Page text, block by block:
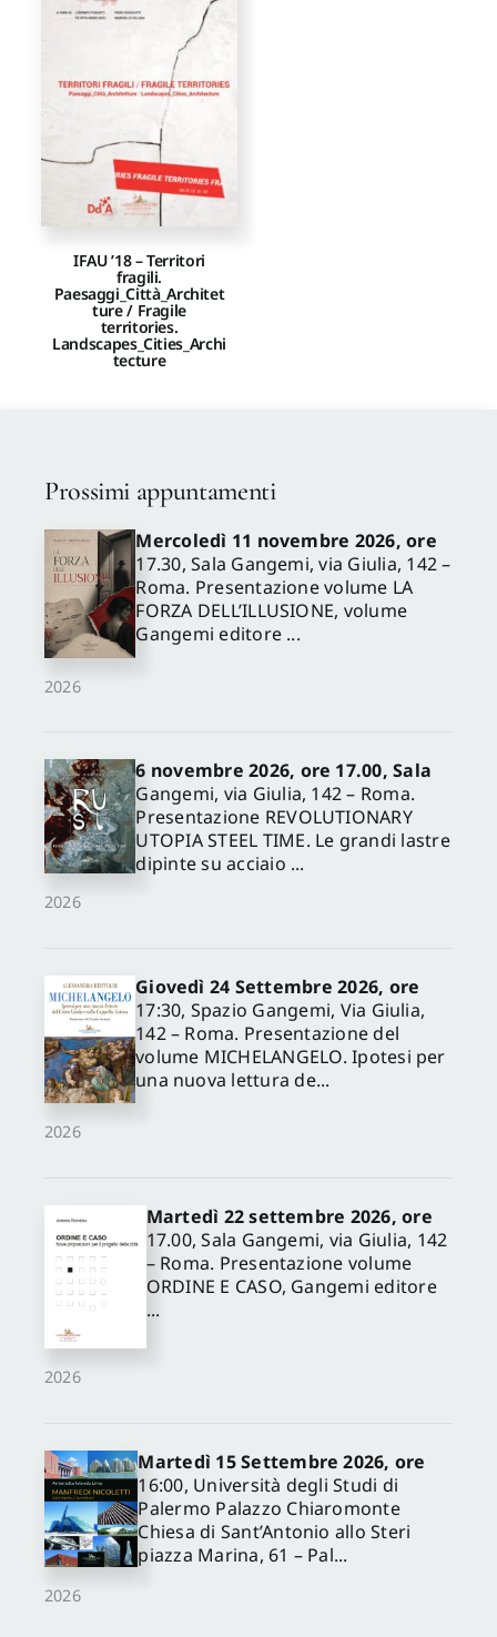
Proposte di pubblicazione
Gangemi Editore
Newsletter
IFAU ’18 – Territori
fragili.
Paesaggi_Città_Architet
ture / Fragile
territories.
Landscapes_Cities_Archi
tecture
Prossimi appuntamenti
2026
Mercoledì 11 novembre 2026, ore
17.30, Sala Gangemi, via Giulia, 142 –
Roma. Presentazione volume LA
FORZA DELL’ILLUSIONE, volume
Gangemi editore ...
2026
6 novembre 2026, ore 17.00, Sala
Gangemi, via Giulia, 142 – Roma.
Presentazione REVOLUTIONARY
UTOPIA STEEL TIME. Le grandi lastre
dipinte su acciaio ...
2026
Giovedì 24 Settembre 2026, ore
17:30, Spazio Gangemi, Via Giulia,
142 – Roma. Presentazione del
volume MICHELANGELO. Ipotesi per
una nuova lettura de...
2026
Martedì 22 settembre 2026, ore
17.00, Sala Gangemi, via Giulia, 142
– Roma. Presentazione volume
ORDINE E CASO, Gangemi editore
...
2026
Martedì 15 Settembre 2026, ore
16:00, Università degli Studi di
Palermo Palazzo Chiaromonte
Chiesa di Sant’Antonio allo Steri
piazza Marina, 61 – Pal...